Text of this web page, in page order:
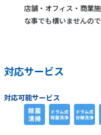
店舗・オフィス・商業
な事でも構いませんの
対応サービス
対応可能サービス